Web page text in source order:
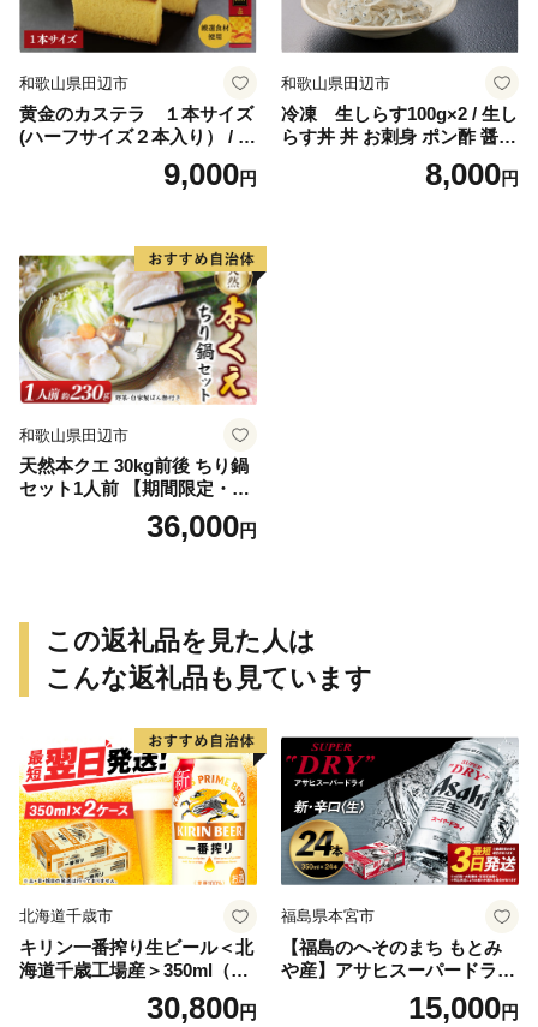
和歌山県田辺市
黄金のカステラ １本サイズ
(ハーフサイズ２本入り） / 田
子 黄金 おやつ １本 【ehs00
9,000円
和歌山県田辺市
冷凍 生しらす100g×2 / 生し
らす丼 丼 お刺身 ポン酢 醤油
小分け シラス 冷凍 生 ギフト
お取り寄せ 和歌山県 田辺市
8,000円
和歌山県田辺市
天然本クエ 30kg前後 ちり鍋
セット1人前 【期間限定・1/3
1まで】【お野菜・自家製ぽ
ん酢付きのくえ】 ※北海
和歌山県 贈答 ギフト ご家庭
【gtr001】
36,000円
この返礼品を見た人は
こんな返礼品も見ています
北海道千歳市
キリン一番搾り生ビール＜北
海道千歳工場産＞350ml（24
30,800円
福島県本宮市
【福島のへそのまち もとみ
や産】アサヒスーパードライ
350ml×24本 合計8.4L 1ケー
ス アルコール度数5% 缶ビー
15,000円